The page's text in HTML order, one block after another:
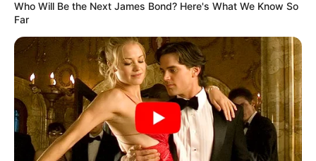
Who Will Be the Next James Bond? Here's What We Know So
Far